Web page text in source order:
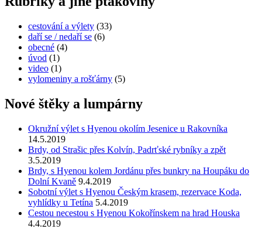
cestování a výlety (33)
daří se / nedaří se (6)
obecné (4)
úvod (1)
video (1)
vylomeniny a rošťárny (5)
Nové štěky a lumpárny
Okružní výlet s Hyenou okolím Jesenice u Rakovníka
14.5.2019
Brdy, od Strašic přes Kolvín, Padrťské rybníky a zpět
3.5.2019
Brdy, s Hyenou kolem Jordánu přes bunkry na Houpáku do
Dolní Kvaně 9.4.2019
Sobotní výlet s Hyenou Českým krasem, rezervace Koda,
vyhlídky u Tetína 5.4.2019
Cestou necestou s Hyenou Kokořínskem na hrad Houska
4.4.2019